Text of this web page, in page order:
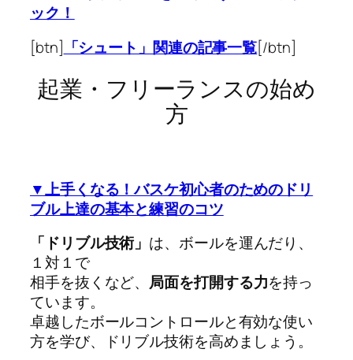
ック！
[btn] 「シュート」関連の記事一覧[/btn]
起業・フリーランスの始め
方
▼上手くなる！バスケ初心者のためのドリ
ブル上達の基本と練習のコツ
「ドリブル技術」 は、ボールを運んだり、
１対１で
相手を抜くなど、局面を打開する力を持っ
ています。
卓越したボールコントロールと有効な使い
方を学び、ドリブル技術を高めましょう。